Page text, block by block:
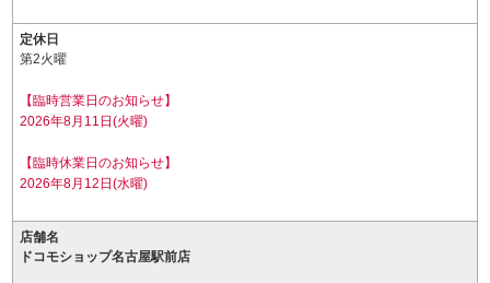
定休日
第2火曜
【臨時営業日のお知らせ】
2026年8月11日(火曜)
【臨時休業日のお知らせ】
2026年8月12日(水曜)
店舗名
ドコモショップ名古屋駅前店